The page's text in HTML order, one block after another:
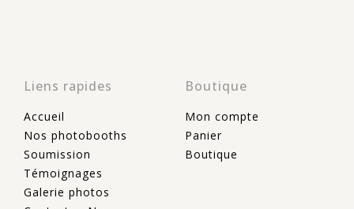
Liens rapides
Accueil
Nos photobooths
Soumission
Témoignages
Galerie photos
Boutique
Mon compte
Panier
Boutique